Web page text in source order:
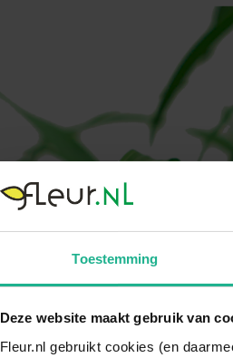
Toestemming
Deze website maakt gebruik van
Fleur.nl gebruikt cookies (en